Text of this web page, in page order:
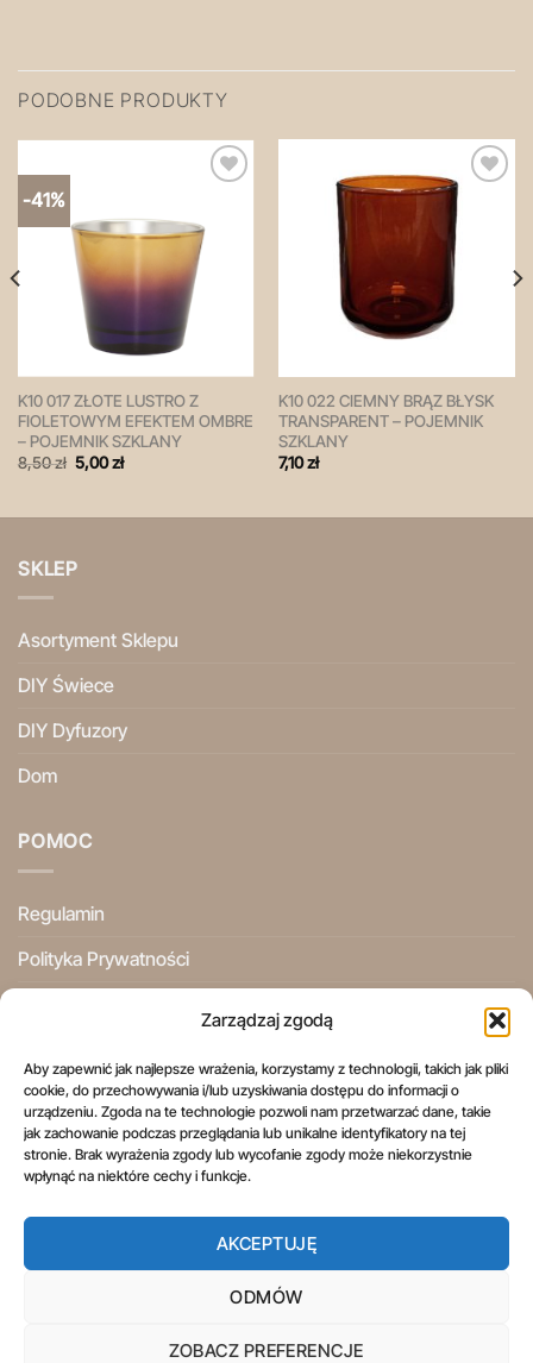
Zarządzaj zgodą
Aby zapewnić jak najlepsze wrażenia, korzystamy z technologii, takich jak pliki
cookie, do przechowywania i/lub uzyskiwania dostępu do informacji o
urządzeniu. Zgoda na te technologie pozwoli nam przetwarzać dane, takie
jak zachowanie podczas przeglądania lub unikalne identyfikatory na tej
stronie. Brak wyrażenia zgody lub wycofanie zgody może niekorzystnie
wpłynąć na niektóre cechy i funkcje.
AKCEPTUJĘ
ODMÓW
ZOBACZ PREFERENCJE
PODOBNE PRODUKTY
-41%
później!
K10 017 ZŁOTE LUSTRO Z
FIOLETOWYM EFEKTEM OMBRE
– POJEMNIK SZKLANY
8,50zł Pierwotna
cena
5,00złAktualna
K10 022 CIEMNY BRĄZ BŁYSK
TRANSPARENT – POJEMNIK
SZKLANY
7,10zł
SKLEP
Asortyment Sklepu
DIY Świece
DIY Dyfuzory
Dom
POMOC
Regulamin
Polityka Prywatności
Prawo do odstąpienia od umowy
POLITYKA PRYWATNOŚCI
OGÓLNE WARUNKI UŻYTKOWANIA
INFORMACJE PRAWNE
PRAWO DO ODSTĄPIENIA OD UMOWY